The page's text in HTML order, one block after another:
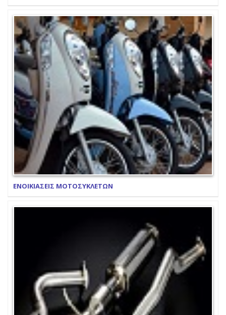
ΕΝΟΙΚΙΑΣΕΙΣ ΜΟΤΟΣΥΚΛΕΤΩΝ